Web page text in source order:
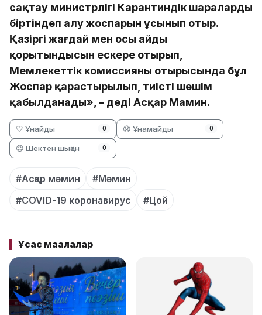
сақтау министрлігі Карантиндік шараларды
біртіндеп алу жоспарын ұсынып отыр.
Қазіргі жағдай мен осы айдың
қорытындысын ескере отырып,
Мемлекеттік комиссияның отырысында бұл
Жоспар қарастырылып, тиісті шешім
қабылданады», – деді Асқар Мамин.
🤍 Ұнайды 0 😞 Ұнамайды 0
😡 Шектен шыққан 0
#Асқар мәмин
#Мәмин
#COVID-19 коронавирус
#Цой
Ұқсас мақалалар